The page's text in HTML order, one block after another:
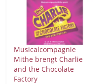
Musicalcompagnie
Mithe brengt Charlie
and the Chocolate
Factory